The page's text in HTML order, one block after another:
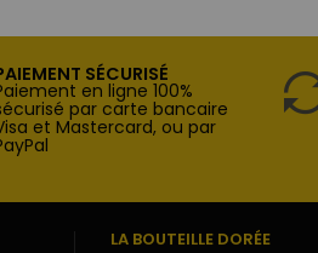
SÉCURISÉ
en ligne 100%
par carte bancaire
et Mastercard, ou par
LA BOUTEILLE DORÉE